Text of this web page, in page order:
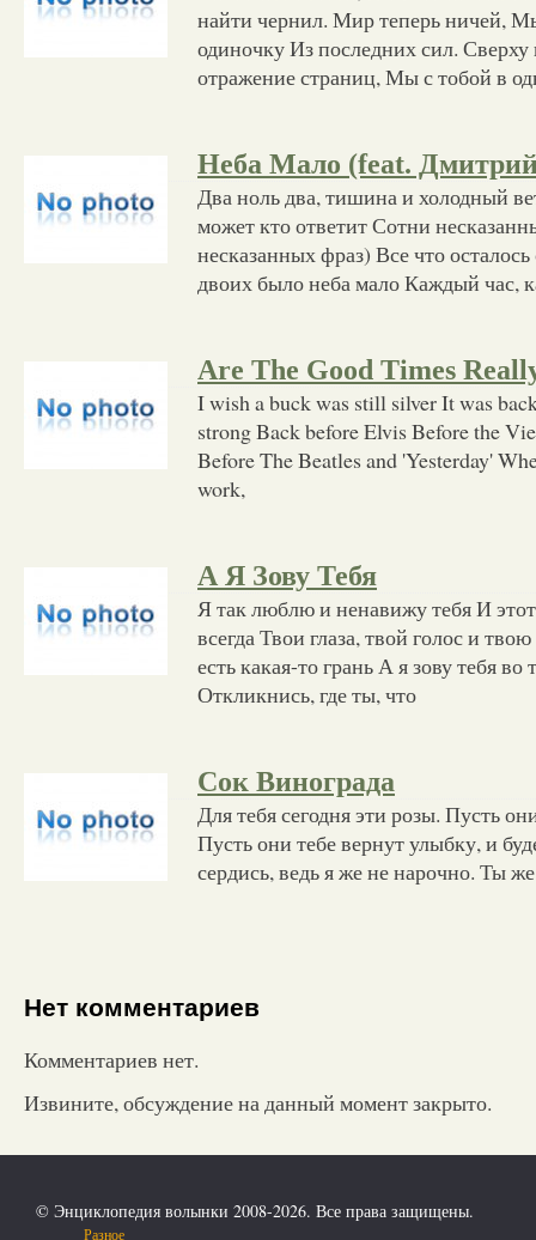
найти чернил. Мир теперь ничей,
одиночку Из последних сил.
отражение страниц, Мы с тобой в
Неба Мало (feat.
Два ноль два, тишина и холодный
может кто ответит Сотни
несказанных фраз) Все что
двоих было неба мало Каждый час,
Are The Good Times
I wish a buck was still silver It was
strong Back before Elvis Before the
Before The Beatles and 'Yesterday'
work,
А Я Зову Тебя
Я так люблю и ненавижу тебя И
всегда Твои глаза, твой голос и
есть какая-то грань А я зову тебя
Откликнись, где ты, что
Сок Винограда
Для тебя сегодня эти розы. Пусть
Пусть они тебе вернут улыбку, и
сердись, ведь я же не нарочно. Ты
Нет комментариев
Комментариев нет.
Извините, обсуждение на данный момент закрыто.
© Энциклопедия волынки 2008-2026. Все права защищены.
Разное